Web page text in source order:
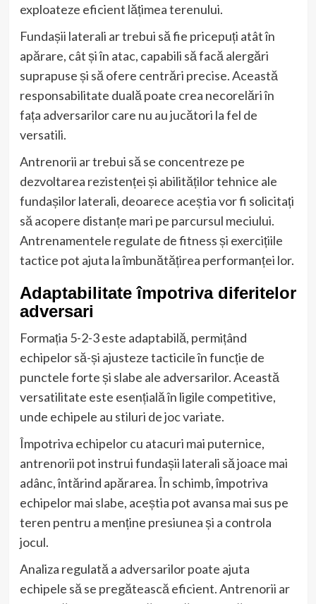
exploateze eficient lățimea terenului.
Fundașii laterali ar trebui să fie pricepuți atât în
apărare, cât și în atac, capabili să facă alergări
suprapuse și să ofere centrări precise. Această
responsabilitate duală poate crea necorelări în
fața adversarilor care nu au jucători la fel de
versatili.
Antrenorii ar trebui să se concentreze pe
dezvoltarea rezistenței și abilităților tehnice ale
fundașilor laterali, deoarece aceștia vor fi solicitați
să acopere distanțe mari pe parcursul meciului.
Antrenamentele regulate de fitness și exercițiile
tactice pot ajuta la îmbunătățirea performanței lor.
Adaptabilitate împotriva diferitelor
adversari
Formația 5-2-3 este adaptabilă, permițând
echipelor să-și ajusteze tacticile în funcție de
punctele forte și slabe ale adversarilor. Această
versatilitate este esențială în ligile competitive,
unde echipele au stiluri de joc variate.
Împotriva echipelor cu atacuri mai puternice,
antrenorii pot instrui fundașii laterali să joace mai
adânc, întărind apărarea. În schimb, împotriva
echipelor mai slabe, aceștia pot avansa mai sus pe
teren pentru a menține presiunea și a controla
jocul.
Analiza regulată a adversarilor poate ajuta
echipele să se pregătească eficient. Antrenorii ar